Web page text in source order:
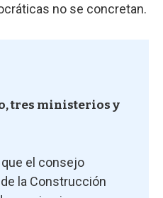
no se concretan.
tres ministerios y
el consejo
la Construcción